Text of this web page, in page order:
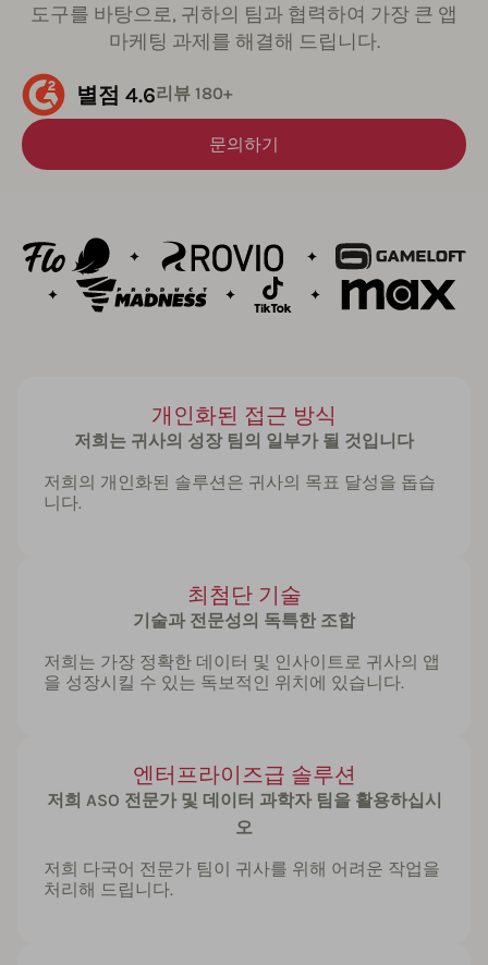
도구를 바탕으로, 귀하의 팀과 협력하여 가장 큰 앱
마케팅 과제를 해결해 드립니다.
별점 4.6리뷰 180+
문의하기
개인화된 접근 방식
저희는 귀사의 성장 팀의 일부가 될 것입니다
저희의 개인화된 솔루션은 귀사의 목표 달성을 돕습
니다.
최첨단 기술
기술과 전문성의 독특한 조합
저희는 가장 정확한 데이터 및 인사이트로 귀사의 앱
을 성장시킬 수 있는 독보적인 위치에 있습니다.
엔터프라이즈급 솔루션
저희 ASO 전문가 및 데이터 과학자 팀을 활용하십시
오
저희 다국어 전문가 팀이 귀사를 위해 어려운 작업을
처리해 드립니다.